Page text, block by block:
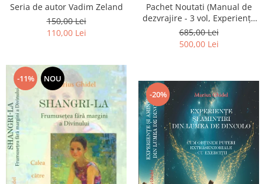
Seria de autor Vadim Zeland
150,00 Lei
110,00 Lei
Pachet Noutati (Manual de
dezvrajire - 3 vol, Experiențe
și amintiri, Rugăciunile
Luceafarului de dimineata) -
Marius Ghidel
685,00 Lei
500,00 Lei
-11% NOU
-20%